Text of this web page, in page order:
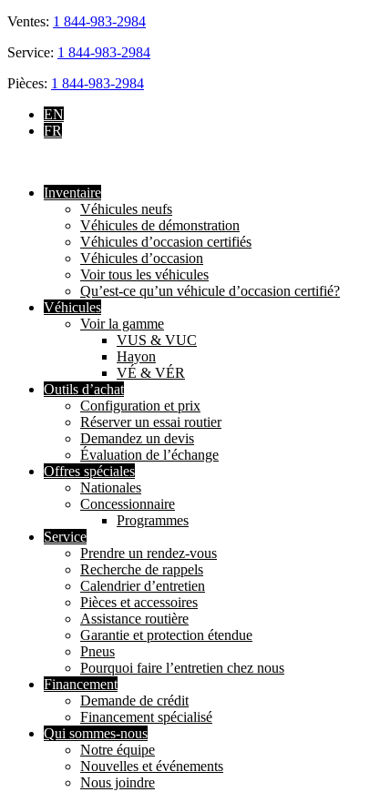
Ventes: 1 844-983-2984
Service: 1 844-983-2984
Pièces: 1 844-983-2984
EN
FR
Inventaire
Véhicules neufs
Véhicules de démonstration
Véhicules d’occasion certifiés
Véhicules d’occasion
Voir tous les véhicules
Qu’est-ce qu’un véhicule d’occasion certifié?
Véhicules
Voir la gamme
VUS & VUC
Hayon
VÉ & VÉR
Outils d’achat
Configuration et prix
Réserver un essai routier
Demandez un devis
Évaluation de l’échange
Offres spéciales
Nationales
Concessionnaire
Programmes
Service
Prendre un rendez-vous
Recherche de rappels
Calendrier d’entretien
Pièces et accessoires
Assistance routière
Garantie et protection étendue
Pneus
Pourquoi faire l’entretien chez nous
Financement
Demande de crédit
Financement spécialisé
Qui sommes-nous
Notre équipe
Nouvelles et événements
Nous joindre